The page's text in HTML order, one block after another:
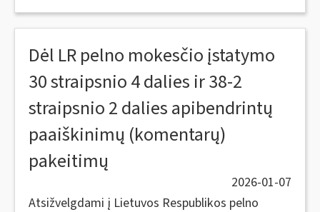
Dėl LR pelno mokesčio įstatymo
30 straipsnio 4 dalies ir 38-2
straipsnio 2 dalies apibendrintų
paaiškinimų (komentarų)
pakeitimų
2026-01-07
Atsižvelgdami į Lietuvos Respublikos pelno